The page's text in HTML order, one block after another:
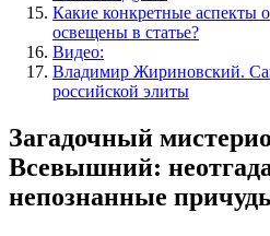
Какие конкретные аспекты
освещены в статье?
Видео:
Владимир Жириновский.
российской элиты
Загадочный
Всевышний:
непознанные